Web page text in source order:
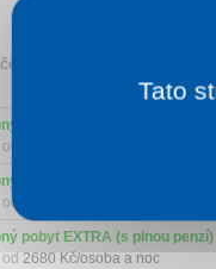
ceny
pobyt Senior 60+ (s plnou
pobyt Standard (s plnou
pobyt EXTRA (s plnou penzí)
2680 Kč/osoba a noc
Tato